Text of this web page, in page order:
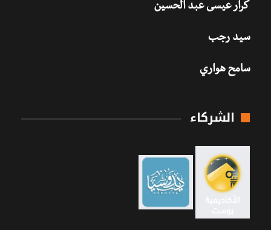
كرار عيسى عبد الحسين
سيد رجب
سامح هواري
الشركاء